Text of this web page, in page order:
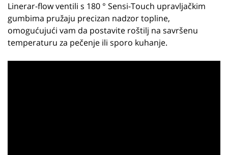
Linerar-flow ventili s 180 ° Sensi-Touch upravljačkim
gumbima pružaju precizan nadzor topline,
omogućujući vam da postavite roštilj na savršenu
temperaturu za pečenje ili sporo kuhanje.